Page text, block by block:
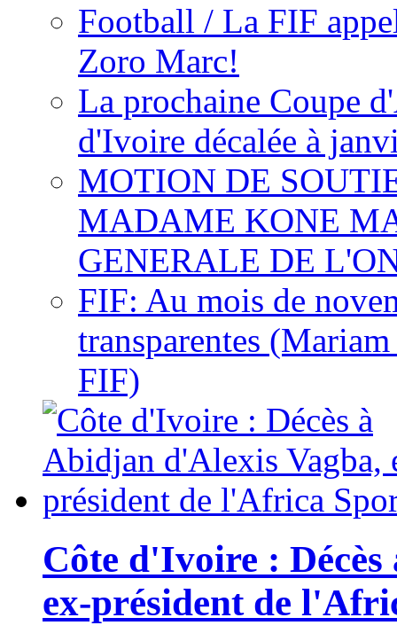
Football / La FIF
Zoro Marc!
La prochaine Coupe
d'Ivoire décalée à
MOTION DE
MADAME KONE
GENERALE DE
FIF: Au mois de
transparentes
FIF)
Côte d'Ivoire :
ex-président de